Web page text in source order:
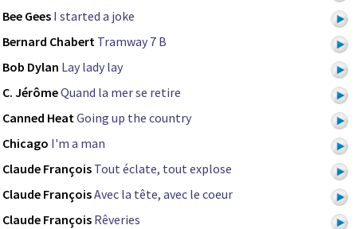
Bee Gees I started a joke
Bernard Chabert Tramway 7 B
Bob Dylan Lay lady lay
C. JérômeQuand la mer se retire
Canned HeatGoing up the country
Chicago I'm a man
Claude François Tout éclate, tout explose
Claude FrançoisAvec la tête, avec le coeur
Claude François Rêveries